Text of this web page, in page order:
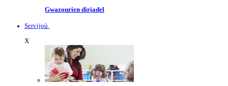
Gwazourien diriadel
Servijoù
X